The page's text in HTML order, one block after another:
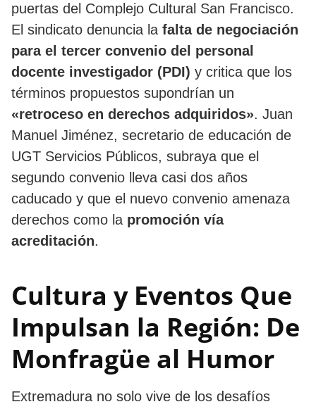
puertas del Complejo Cultural San Francisco.
El sindicato denuncia la falta de negociación
para el tercer convenio del personal
docente investigador (PDI) y critica que los
términos propuestos supondrían un
«retroceso en derechos adquiridos». Juan
Manuel Jiménez, secretario de educación de
UGT Servicios Públicos, subraya que el
segundo convenio lleva casi dos años
caducado y que el nuevo convenio amenaza
derechos como la promoción vía
acreditación.
Cultura y Eventos Que
Impulsan la Región: De
Monfragüe al Humor
Extremadura no solo vive de los desafíos